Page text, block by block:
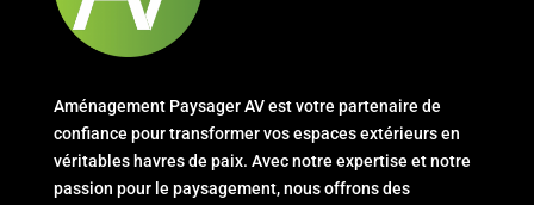
Aménagement Paysager AV est votre partenaire de
confiance pour transformer vos espaces extérieurs en
véritables havres de paix. Avec notre expertise et notre
passion pour le paysagement, nous offrons des